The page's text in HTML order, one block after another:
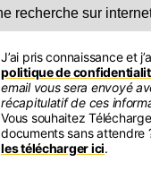
J’ai pris connaissance et
politique de
email vous sera envoyé
récapitulatif de ces
Vous souhaitez
documents sans attendre
les télécharger ici.